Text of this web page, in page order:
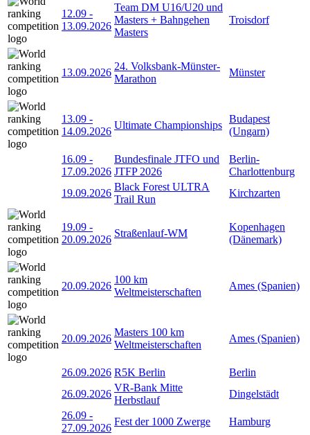
12.09 -
13.09.2026
Team DM U16/U20 und
Masters + Bahngehen
Masters
Troisdorf
13.09.2026
24. Volksbank-Münster-
Marathon
Münster
13.09 -
14.09.2026
Ultimate Championships
Budapest
(Ungarn)
16.09 -
17.09.2026
Bundesfinale JTFO und
JTFP 2026
Berlin-
Charlottenburg
19.09.2026
Black Forest ULTRA
Trail Run
Kirchzarten
19.09 -
20.09.2026
Straßenlauf-WM
Kopenhagen
(Dänemark)
20.09.2026
100 km
Weltmeisterschaften
Ames (Spanien)
20.09.2026
Masters 100 km
Weltmeisterschaften
Ames (Spanien)
26.09.2026 R5K Berlin
Berlin
26.09.2026
VR-Bank Mitte
Herbstlauf
Dingelstädt
26.09 -
27.09.2026
Fest der 1000 Zwerge
Hamburg